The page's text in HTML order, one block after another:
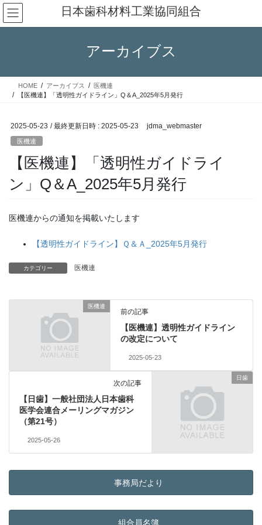
コ
ン
テ
ス
ナ
ビ
ゲ
ン
日本歯科材料工業協同組合
アーカイブス
HOME アーカイブス
医機連
【医機連】「透明性ガイドライン」Q＆A_2025年5月発行
2025-05-23 / 最終更新日時 : 2025-05-23 jdma_webmaster
医機連
【医機連】「透明性ガイドライ
ン」Q＆A_2025年5月発行
医機連からの通知を掲載いたします
【透明性ガイドライン】Ｑ＆Ａ_2025年5月発行
カテゴリー 医機連
医機連
前の記事
【医機連】透明性ガイドライン
の改定について
2025-05-23
日歯
次の記事
【日歯】一般社団法人日本歯科
医学会連合メーリングマガジン
（第21号）
2025-05-26
事務局だより
組合員名簿